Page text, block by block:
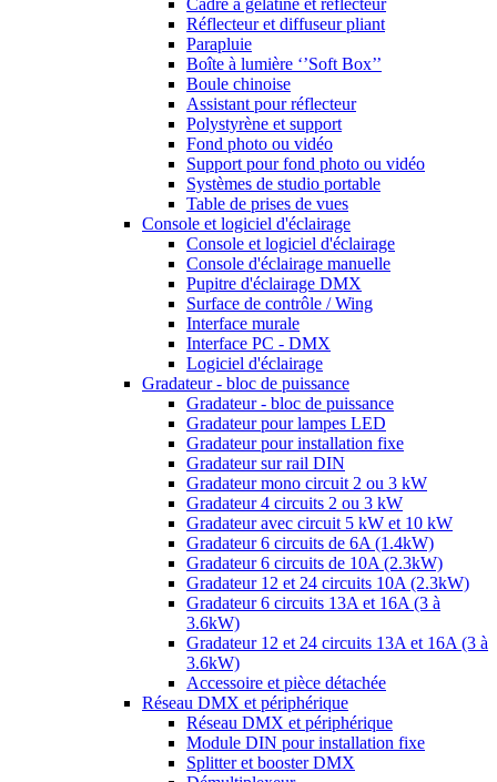
Cadre à gélatine et réflecteur
Réflecteur et diffuseur pliant
Parapluie
Boîte à lumière ‘’Soft Box’’
Boule chinoise
Assistant pour réflecteur
Polystyrène et support
Fond photo ou vidéo
Support pour fond photo ou vidéo
Systèmes de studio portable
Table de prises de vues
Console et logiciel d'éclairage
Console et logiciel d'éclairage
Console d'éclairage manuelle
Pupitre d'éclairage DMX
Surface de contrôle / Wing
Interface murale
Interface PC - DMX
Logiciel d'éclairage
Gradateur - bloc de puissance
Gradateur - bloc de puissance
Gradateur pour lampes LED
Gradateur pour installation fixe
Gradateur sur rail DIN
Gradateur mono circuit 2 ou 3 kW
Gradateur 4 circuits 2 ou 3 kW
Gradateur avec circuit 5 kW et 10 kW
Gradateur 6 circuits de 6A (1.4kW)
Gradateur 6 circuits de 10A (2.3kW)
Gradateur 12 et 24 circuits 10A (2.3kW)
Gradateur 6 circuits 13A et 16A (3 à
3.6kW)
Gradateur 12 et 24 circuits 13A et 16A (3 à
3.6kW)
Accessoire et pièce détachée
Réseau DMX et périphérique
Réseau DMX et périphérique
Module DIN pour installation fixe
Splitter et booster DMX